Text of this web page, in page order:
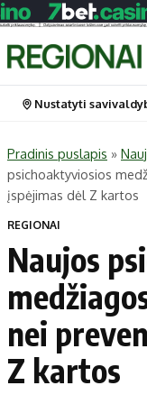
Portalas
Naujausi
Regionai
Lietuva
Pasaulis
Politika
Nustatyti
Pradinis puslapis »
psichoaktyviosios
įspėjimas dėl Z kartos
REGIONAI
Naujos
nei
Z kartos